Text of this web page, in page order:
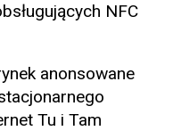
NFC
anonsowane
Tu i Tam